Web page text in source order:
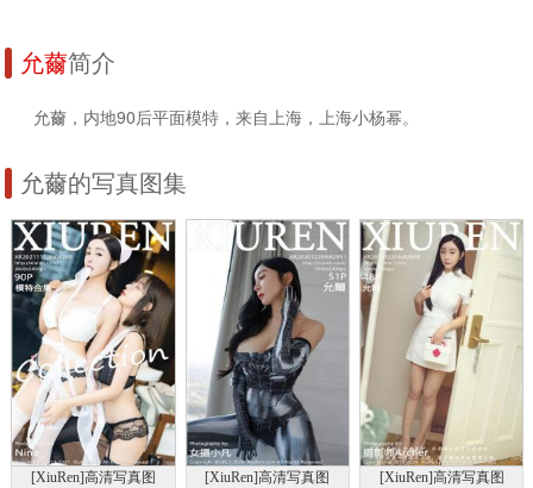
允薾简介
允薾，内地90后平面模特，来自上海，上海小杨幂。
允薾的写真图集
[XiuRen]高清写真图
[XiuRen]高清写真图
[XiuRen]高清写真图